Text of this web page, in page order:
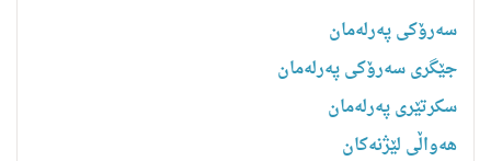
سەرۆکی پەرلەمان
جێگری سەرۆکی پەرلەمان
سکرتێری پەرلەمان
هه‌واڵى لێژنه‌كان